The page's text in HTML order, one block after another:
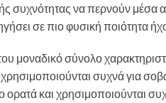
συχνότητας να περνούν μέσα
σε πιο φυσική ποιότητα
του μοναδικό σύνολο
χρησιμοποιούνται συχνά για
ορατά και χρησιμοποιούνται